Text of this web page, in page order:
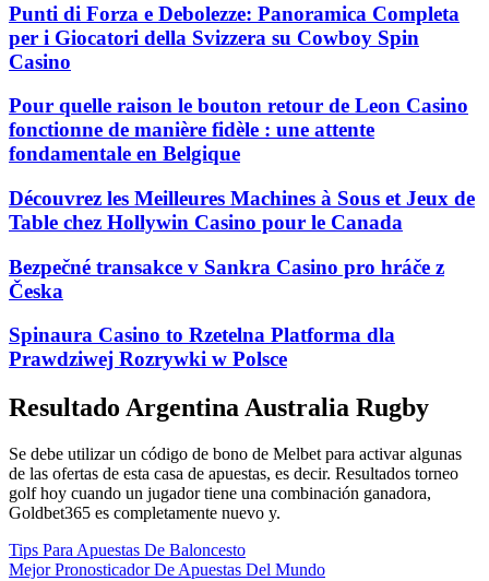
Punti di Forza e Debolezze: Panoramica Completa
per i Giocatori della Svizzera su Cowboy Spin
Casino
Pour quelle raison le bouton retour de Leon Casino
fonctionne de manière fidèle : une attente
fondamentale en Belgique
Découvrez les Meilleures Machines à Sous et Jeux de
Table chez Hollywin Casino pour le Canada
Bezpečné transakce v Sankra Casino pro hráče z
Česka
Spinaura Casino to Rzetelna Platforma dla
Prawdziwej Rozrywki w Polsce
Resultado Argentina Australia Rugby
Se debe utilizar un código de bono de Melbet para activar algunas
de las ofertas de esta casa de apuestas, es decir. Resultados torneo
golf hoy cuando un jugador tiene una combinación ganadora,
Goldbet365 es completamente nuevo y.
Tips Para Apuestas De Baloncesto
Mejor Pronosticador De Apuestas Del Mundo